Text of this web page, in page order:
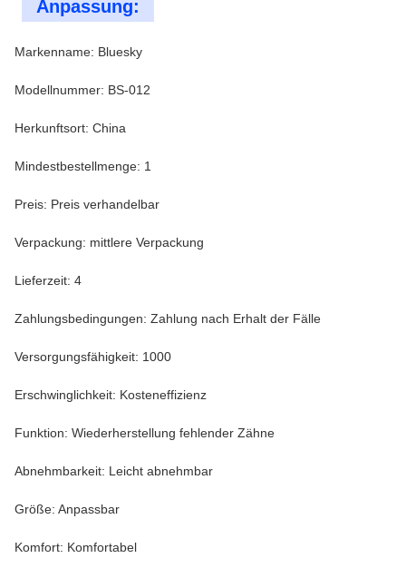
Anpassung:
Markenname: Bluesky
Modellnummer: BS-012
Herkunftsort: China
Mindestbestellmenge: 1
Preis: Preis verhandelbar
Verpackung: mittlere Verpackung
Lieferzeit: 4
Zahlungsbedingungen: Zahlung nach Erhalt der Fälle
Versorgungsfähigkeit: 1000
Erschwinglichkeit: Kosteneffizienz
Funktion: Wiederherstellung fehlender Zähne
Abnehmbarkeit: Leicht abnehmbar
Größe: Anpassbar
Komfort: Komfortabel